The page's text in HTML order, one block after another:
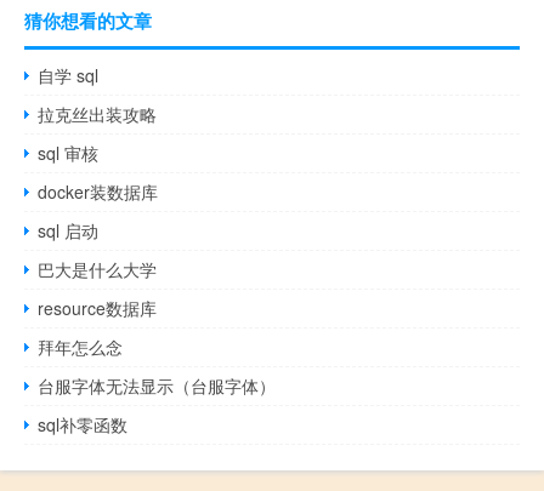
猜你想看的文章
自学 sql
拉克丝出装攻略
sql 审核
docker装数据库
sql 启动
巴大是什么大学
resource数据库
拜年怎么念
台服字体无法显示（台服字体）
sql补零函数